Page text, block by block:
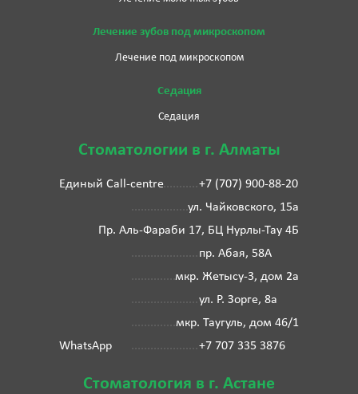
Лечение зубов под микроскопом
Лечение под микроскопом
Седация
Седация
Стоматологии в г. Алматы
Единый Call-centre
+7 (707) 900-88-20
ул. Чайковского, 15а
Пр. Аль-Фараби 17, БЦ Нурлы-Тау 4Б
пр. Абая, 58А
мкр. Жетысу-3, дом 2а
ул. Р. Зорге, 8а
мкр. Таугуль, дом 46/1
WhatsApp
+7 707 335 3876
Стоматология в г. Астане